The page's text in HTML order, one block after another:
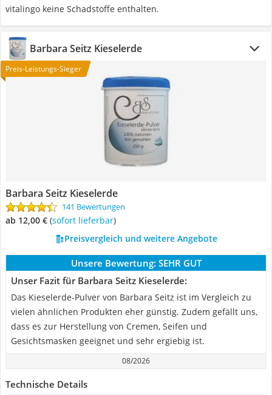
vitalingo keine Schadstoffe enthalten.
Barbara Seitz Kieselerde
Preis-Leistungs-Sieger
Barbara Seitz Kieselerde
141 Bewertungen
ab 12,00 € ( Sofort lieferbar)
Preisvergleich und weitere Angebote
Unsere Bewertung: SEHR GUT
Unser Fazit für Barbara Seitz Kieselerde:
Das Kieselerde-Pulver von Barbara Seitz ist im Vergleich zu
vielen ähnlichen Produkten eher günstig. Zudem gefällt uns,
dass es zur Herstellung von Cremen, Seifen und
Gesichtsmasken geeignet und sehr ergiebig ist.
08/2026
Technische Details